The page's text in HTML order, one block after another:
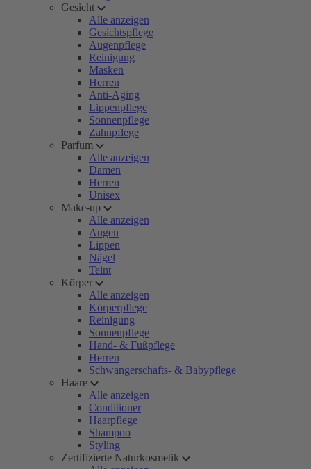
Gesicht
Alle anzeigen
Gesichtspflege
Augenpflege
Reinigung
Masken
Herren
Anti-Aging
Lippenpflege
Sonnenpflege
Zahnpflege
Parfum
Alle anzeigen
Damen
Herren
Unisex
Make-up
Alle anzeigen
Augen
Lippen
Nägel
Teint
Körper
Alle anzeigen
Körperpflege
Reinigung
Sonnenpflege
Hand- & Fußpflege
Herren
Schwangerschafts- & Babypflege
Haare
Alle anzeigen
Conditioner
Haarpflege
Shampoo
Styling
Zertifizierte Naturkosmetik